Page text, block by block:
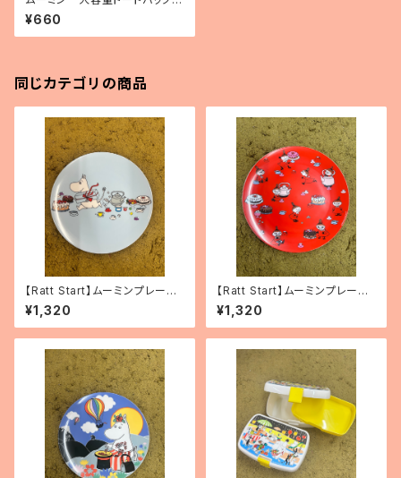
（ポリプロピレン製）「冬のパー
ティー」
¥660
同じカテゴリの商品
【Ratt Start】ムーミンプレー
ト 「Picknick」
¥1,320
【Ratt Start】ムーミンプレート
「リトルミィ」
¥1,320